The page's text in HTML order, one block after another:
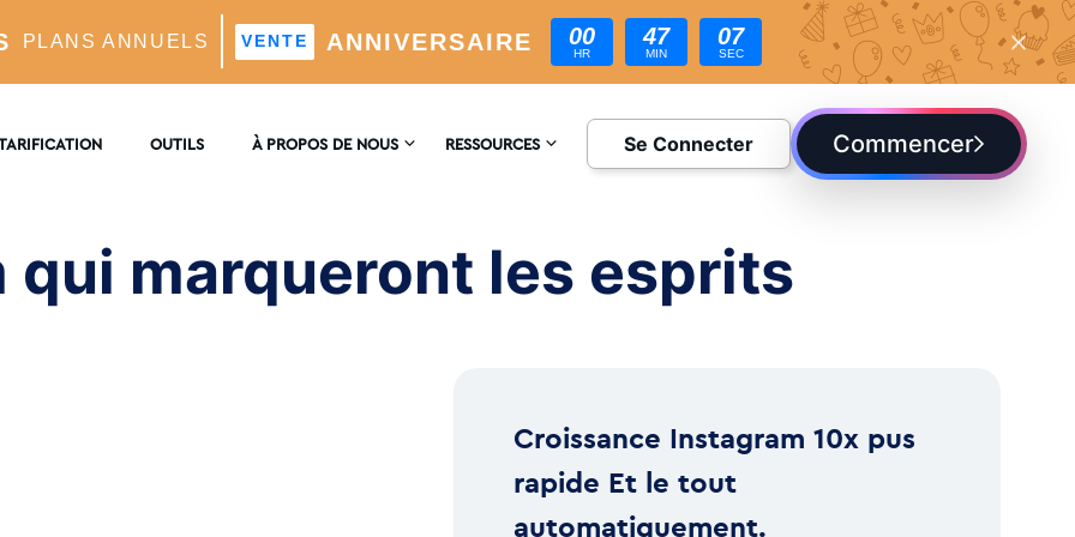
PLANS ANNUELS ANNIVERSAIRE
VENTE 00
HR
47
MIN
05
SEC
Par L'IA
OUTILS À PROPOS DE NOUS
AVIS
RESSOURCES
BLOG
Se Connecter Commencer
qui marqueront les esprits
Croissance Instagram 10x pus
rapide Et le tout
automatiquement.